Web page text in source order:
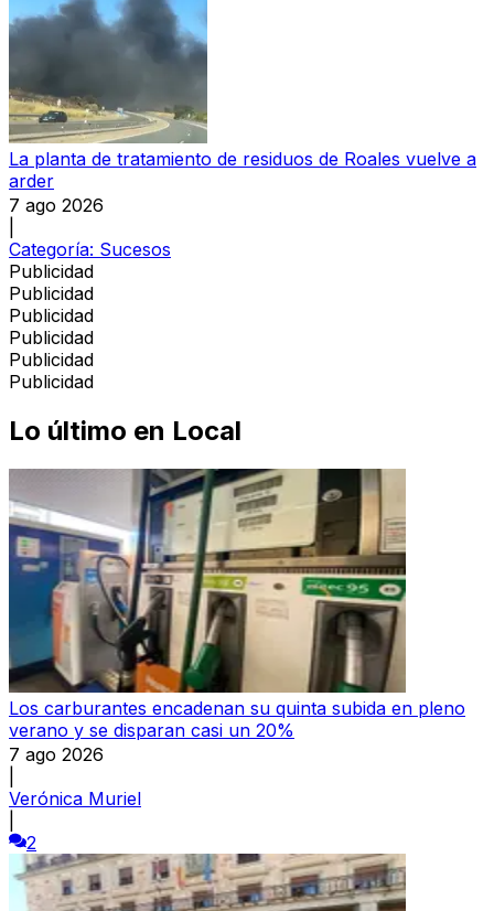
La planta de tratamiento de residuos de Roales vuelve a
arder
7 ago 2026
Categoría: Sucesos
Publicidad
Publicidad
Publicidad
Publicidad
Publicidad
Publicidad
Lo último en Local
Los carburantes encadenan su quinta subida en pleno
verano y se disparan casi un 20%
7 ago 2026
Verónica Muriel
2